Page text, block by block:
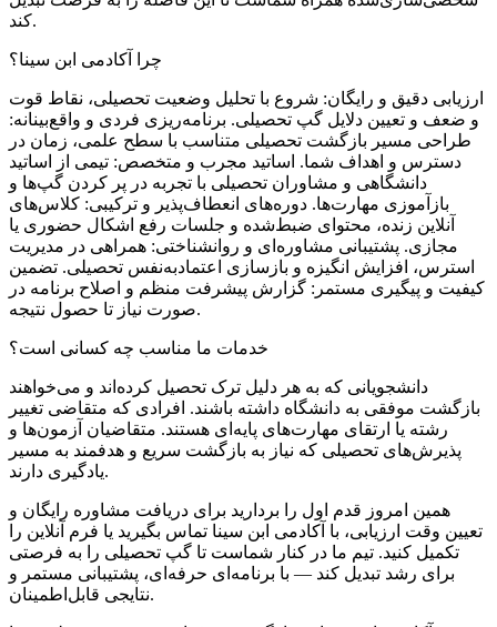
کند.
چرا آکادمی ابن سینا؟
ارزیابی دقیق و رایگان: شروع با تحلیل وضعیت تحصیلی، نقاط قوت
و ضعف و تعیین دلایل گپ تحصیلی. برنامه‌ریزی فردی و واقع‌بینانه:
طراحی مسیر بازگشت تحصیلی متناسب با سطح علمی، زمان در
دسترس و اهداف شما. اساتید مجرب و متخصص: تیمی از اساتید
دانشگاهی و مشاوران تحصیلی با تجربه در پر کردن گپ‌ها و
بازآموزی مهارت‌ها. دوره‌های انعطاف‌پذیر و ترکیبی: کلاس‌های
آنلاین زنده، محتوای ضبط‌شده و جلسات رفع اشکال حضوری یا
مجازی. پشتیبانی مشاوره‌ای و روانشناختی: همراهی در مدیریت
استرس، افزایش انگیزه و بازسازی اعتمادبه‌نفس تحصیلی. تضمین
کیفیت و پیگیری مستمر: گزارش پیشرفت منظم و اصلاح برنامه در
صورت نیاز تا حصول نتیجه.
خدمات ما مناسب چه کسانی است؟
دانشجویانی که به هر دلیل ترک تحصیل کرده‌اند و می‌خواهند
بازگشت موفقی به دانشگاه داشته باشند. افرادی که متقاضی تغییر
رشته یا ارتقای مهارت‌های پایه‌ای هستند. متقاضیان آزمون‌ها و
پذیرش‌های تحصیلی که نیاز به بازگشت سریع و هدفمند به مسیر
یادگیری دارند.
همین امروز قدم اول را بردارید برای دریافت مشاوره رایگان و
تعیین وقت ارزیابی، با آکادمی ابن سینا تماس بگیرید یا فرم آنلاین را
تکمیل کنید. تیم ما در کنار شماست تا گپ تحصیلی را به فرصتی
برای رشد تبدیل کند — با برنامه‌ای حرفه‌ای، پشتیبانی مستمر و
نتایجی قابل‌اطمینان.